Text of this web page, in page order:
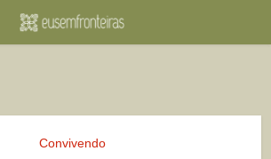
Convivendo